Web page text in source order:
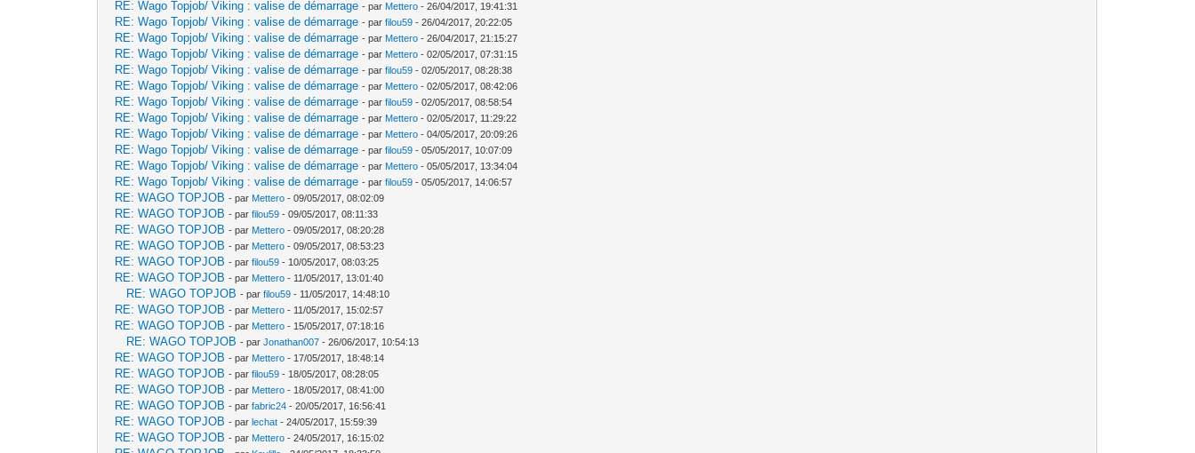
RE: Wago Topjob/ Viking : valise de démarrage - par Mettero - 26/04/2017, 19:41:31
RE: Wago Topjob/ Viking : valise de démarrage - parfilou59 - 26/04/2017, 20:22:05
RE: Wago Topjob/ Viking : valise de démarrage - par Mettero - 26/04/2017, 21:15:27
RE: Wago Topjob/ Viking : valise de démarrage - par Mettero - 02/05/2017, 07:31:15
RE: Wago Topjob/ Viking : valise de démarrage - parfilou59 - 02/05/2017, 08:28:38
RE: Wago Topjob/ Viking : valise de démarrage - par Mettero - 02/05/2017, 08:42:06
RE: Wago Topjob/ Viking : valise de démarrage - parfilou59 - 02/05/2017, 08:58:54
RE: Wago Topjob/ Viking : valise de démarrage - par Mettero - 02/05/2017, 11:29:22
RE: Wago Topjob/ Viking : valise de démarrage - par Mettero - 04/05/2017, 20:09:26
RE: Wago Topjob/ Viking : valise de démarrage - parfilou59 - 05/05/2017, 10:07:09
RE: Wago Topjob/ Viking : valise de démarrage - par Mettero - 05/05/2017, 13:34:04
RE: Wago Topjob/ Viking : valise de démarrage - parfilou59 - 05/05/2017, 14:06:57
RE: WAGO TOPJOB - par Mettero - 09/05/2017, 08:02:09
RE: WAGO TOPJOB - parfilou59 - 09/05/2017, 08:11:33
RE: WAGO TOPJOB - par Mettero - 09/05/2017, 08:20:28
RE: WAGO TOPJOB - par Mettero - 09/05/2017, 08:53:23
RE: WAGO TOPJOB - parfilou59 - 10/05/2017, 08:03:25
RE: WAGO TOPJOB - par Mettero - 11/05/2017, 13:01:40
RE: WAGO TOPJOB - parfilou59 - 11/05/2017, 14:48:10
RE: WAGO TOPJOB - par Mettero - 11/05/2017, 15:02:57
RE: WAGO TOPJOB - par Mettero - 15/05/2017, 07:18:16
RE: WAGO TOPJOB - parJonathan007 - 26/06/2017, 10:54:13
RE: WAGO TOPJOB - par Mettero - 17/05/2017, 18:48:14
RE: WAGO TOPJOB - parfilou59 - 18/05/2017, 08:28:05
RE: WAGO TOPJOB - par Mettero - 18/05/2017, 08:41:00
RE: WAGO TOPJOB - parfabric24 - 20/05/2017, 16:56:41
RE: WAGO TOPJOB - parlechat - 24/05/2017, 15:59:39
RE: WAGO TOPJOB - par Mettero - 24/05/2017, 16:15:02